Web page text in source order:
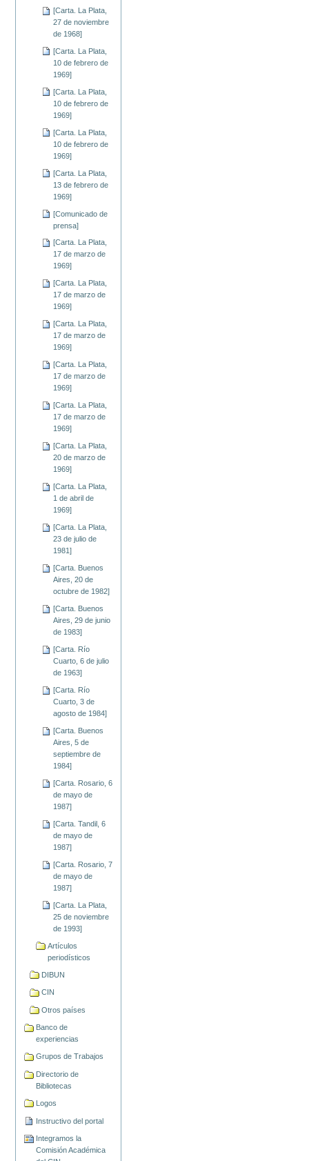
[Carta. La Plata,
27 de noviembre
de 1968]
[Carta. La Plata,
10 de febrero de
1969]
[Carta. La Plata,
10 de febrero de
1969]
[Carta. La Plata,
10 de febrero de
1969]
[Carta. La Plata,
13 de febrero de
1969]
[Comunicado de
prensa]
[Carta. La Plata,
17 de marzo de
1969]
[Carta. La Plata,
17 de marzo de
1969]
[Carta. La Plata,
17 de marzo de
1969]
[Carta. La Plata,
17 de marzo de
1969]
[Carta. La Plata,
17 de marzo de
1969]
[Carta. La Plata,
20 de marzo de
1969]
[Carta. La Plata,
1 de abril de
1969]
[Carta. La Plata,
23 de julio de
1981]
[Carta. Buenos
Aires, 20 de
octubre de 1982]
[Carta. Buenos
Aires, 29 de junio
de 1983]
[Carta. Río
Cuarto, 6 de julio
de 1963]
[Carta. Río
Cuarto, 3 de
agosto de 1984]
[Carta. Buenos
Aires, 5 de
septiembre de
1984]
[Carta. Rosario, 6
de mayo de
1987]
[Carta. Tandil, 6
de mayo de
1987]
[Carta. Rosario, 7
de mayo de
1987]
[Carta. La Plata,
25 de noviembre
de 1993]
Artículos
periodísticos
DIBUN
CIN
Otros países
Banco de
experiencias
Grupos de Trabajos
Directorio de
Bibliotecas
Logos
Instructivo del portal
Integramos la
Comisión Académica